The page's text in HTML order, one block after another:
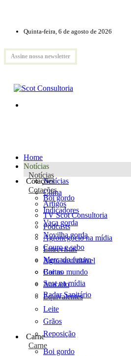
Quinta-feira, 6 de agosto de 2026
Assine nossa newsletter
Home
Notícias
Notícias
Notícias
Clima
Artigos
TV Scot Consultoria
Podcasts
Agronegócio na mídia
Entrevistas
Agro sustentável
Cartas
Scot na mídia
Radar Sanitário
Cotações
Cotações
Boi gordo
Indicadores
Vaca gorda
Novilha gorda
Couro e sebo
Mercado futuro
Boi no mundo
Atacado
Equivalentes
Leite
Grãos
Reposição
Carne
Carne
Boi gordo